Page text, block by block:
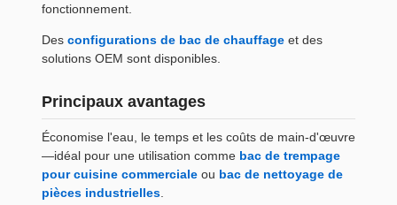
fonctionnement.
Des configurations de bac de chauffage et des
solutions OEM sont disponibles.
Principaux avantages
Économise l'eau, le temps et les coûts de main-d'œuvre
—idéal pour une utilisation comme bac de trempage
pour cuisine commerciale ou bac de nettoyage de
pièces industrielles